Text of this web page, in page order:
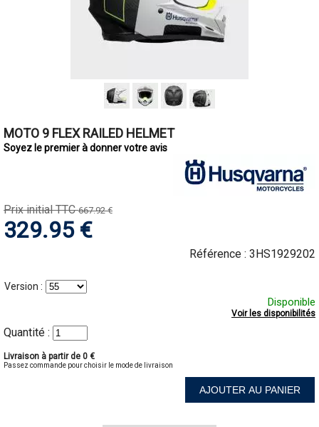
MOTO 9 FLEX RAILED HELMET
Soyez le premier à donner votre avis
Prix initial TTC667.92 €
329.95 €
Référence : 3HS1929202
Version :
Disponible
Voir les disponibilités
Quantité :
Livraison à partir de 0 €
Passez commande pour choisir le mode de livraison
AJOUTER AU PANIER